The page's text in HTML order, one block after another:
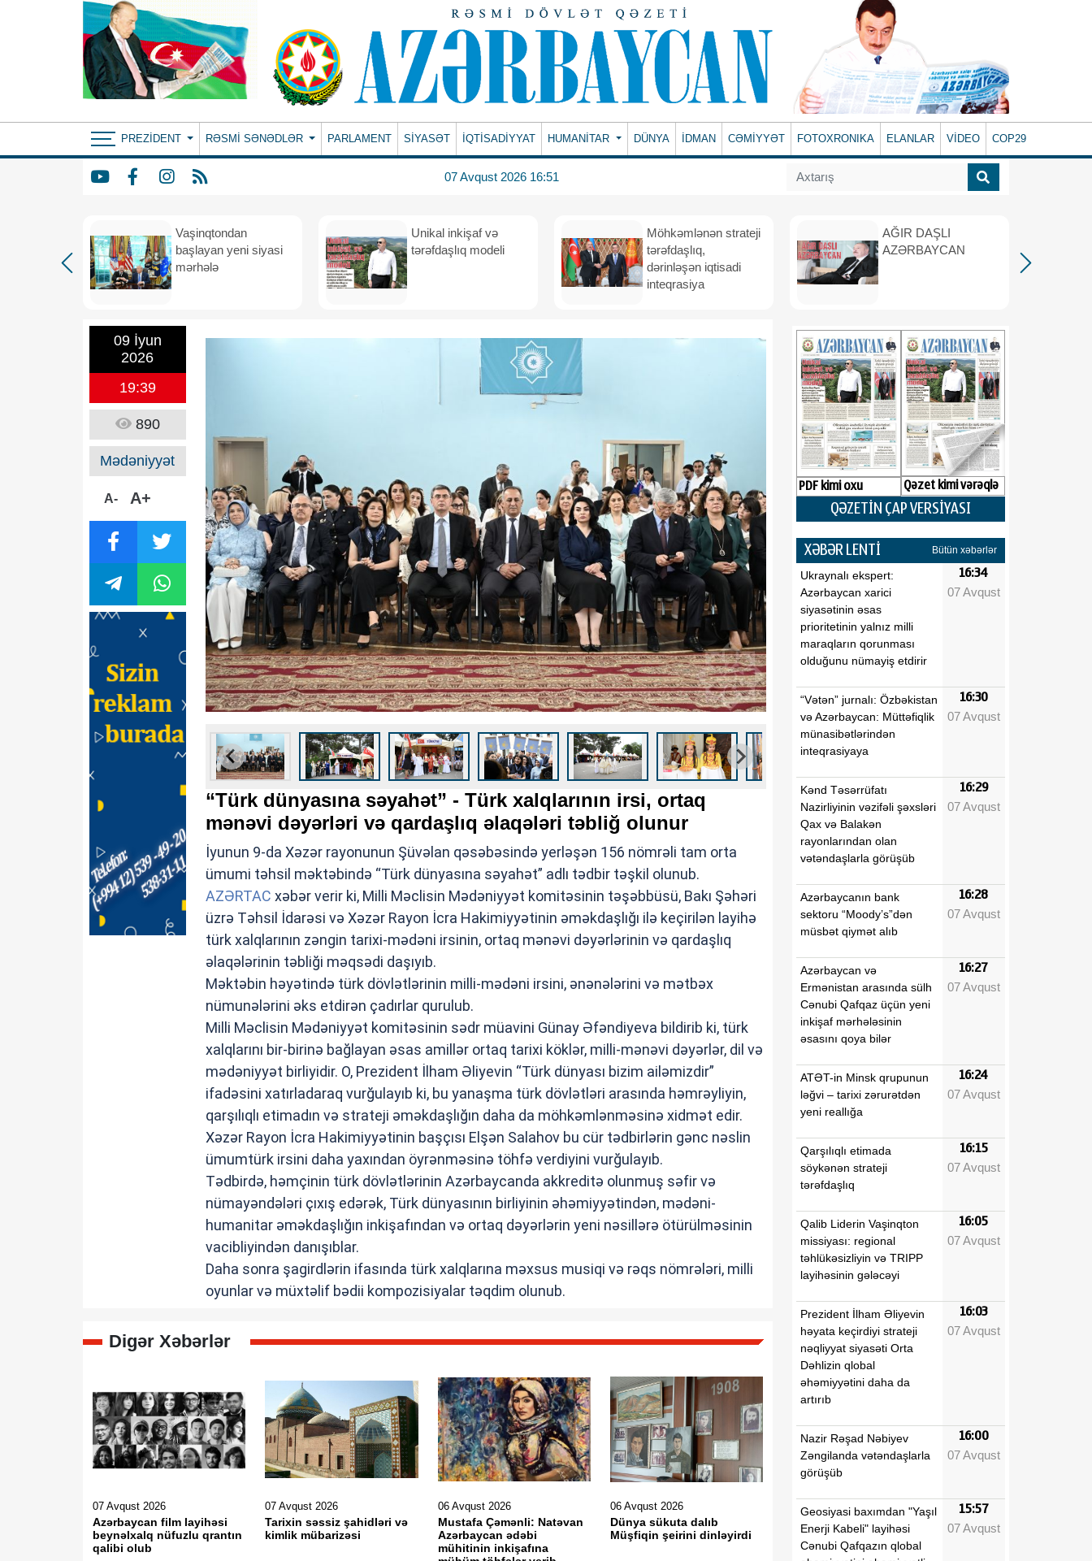
PREZIDENT RƏSMI SƏNƏDLƏR PARLAMENT SİYASƏT İQTİSADİYYAT HUMANITAR DÜNYA İDMAN CƏMİYYƏT FOTOXRONIKA ELANLAR VİDEO COP29
07 Avqust 2026 16:51
Vaşinqtondan
başlayan yeni siyasi
mərhələ
Unikal inkişaf və
tərəfdaşlıq modeli
Möhkəmlənən strateji
tərəfdaşlıq,
dərinləşən iqtisadi
inteqrasiya
AĞIR DAŞLI
AZƏRBAYCAN
09 İyun
2026
19:39
890
Mədəniyyət
A- A+
“Türk dünyasına səyahət” - Türk xalqlarının irsi, ortaq
mənəvi dəyərləri və qardaşlıq əlaqələri təbliğ olunur
İyunun 9-da Xəzər rayonunun Şüvəlan qəsəbəsində yerləşən 156 nömrəli tam orta
ümumi təhsil məktəbində “Türk dünyasına səyahət” adlı tədbir təşkil olunub.
AZƏRTAC xəbər verir ki, Milli Məclisin Mədəniyyət komitəsinin təşəbbüsü, Bakı Şəhəri
üzrə Təhsil İdarəsi və Xəzər Rayon İcra Hakimiyyətinin əməkdaşlığı ilə keçirilən layihə
türk xalqlarının zəngin tarixi-mədəni irsinin, ortaq mənəvi dəyərlərinin və qardaşlıq
əlaqələrinin təbliği məqsədi daşıyıb.
Məktəbin həyətində türk dövlətlərinin milli-mədəni irsini, ənənələrini və mətbəx
nümunələrini əks etdirən çadırlar qurulub.
Milli Məclisin Mədəniyyət komitəsinin sədr müavini Günay Əfəndiyeva bildirib ki, türk
xalqlarını bir-birinə bağlayan əsas amillər ortaq tarixi köklər, milli-mənəvi dəyərlər, dil və
mədəniyyət birliyidir. O, Prezident İlham Əliyevin “Türk dünyası bizim ailəmizdir”
ifadəsini xatırladaraq vurğulayıb ki, bu yanaşma türk dövlətləri arasında həmrəyliyin,
qarşılıqlı etimadın və strateji əməkdaşlığın daha da möhkəmlənməsinə xidmət edir.
Xəzər Rayon İcra Hakimiyyətinin başçısı Elşən Salahov bu cür tədbirlərin gənc nəslin
ümumtürk irsini daha yaxından öyrənməsinə töhfə verdiyini vurğulayıb.
Tədbirdə, həmçinin türk dövlətlərinin Azərbaycanda akkreditə olunmuş səfir və
nümayəndələri çıxış edərək, Türk dünyasının birliyinin əhəmiyyətindən, mədəni-
humanitar əməkdaşlığın inkişafından və ortaq dəyərlərin yeni nəsillərə ötürülməsinin
vacibliyindən danışıblar.
Daha sonra şagirdlərin ifasında türk xalqlarına məxsus musiqi və rəqs nömrələri, milli
oyunlar və müxtəlif bədii kompozisiyalar təqdim olunub.
Digər Xəbərlər
07 Avqust 2026
Azərbaycan film layihəsi
beynəlxalq nüfuzlu qrantın
qalibi olub
07 Avqust 2026
Tarixin səssiz şahidləri və
kimlik mübarizəsi
06 Avqust 2026
Mustafa Çəmənli: Natəvan
Azərbaycan ədəbi
mühitinin inkişafına
06 Avqust 2026
Dünya sükuta dalıb
Müşfiqin şeirini dinləyirdi
PDF kimi oxu Qəzet kimi vərəqlə
QƏZETİN ÇAP VERSİYASI
XƏBƏR LENTİ Bütün xəbərlər
Ukraynalı ekspert:
Azərbaycan xarici
siyasətinin əsas
prioritetinin yalnız milli
maraqların qorunması
olduğunu nümayiş etdirir
16:34
07 Avqust
“Vətən” jurnalı: Özbəkistan
və Azərbaycan: Müttəfiqlik
münasibətlərindən
inteqrasiyaya
16:30
07 Avqust
Kənd Təsərrüfatı
Nazirliyinin vəzifəli şəxsləri
Qax və Balakən
rayonlarından olan
vətəndaşlarla görüşüb
16:29
07 Avqust
Azərbaycanın bank
sektoru “Moody’s”dən
müsbət qiymət alıb
16:28
07 Avqust
Azərbaycan və
Ermənistan arasında sülh
Cənubi Qafqaz üçün yeni
inkişaf mərhələsinin
əsasını qoya bilər
16:27
07 Avqust
ATƏT-in Minsk qrupunun
ləğvi – tarixi zərurətdən
yeni reallığa
16:24
07 Avqust
Qarşılıqlı etimada
söykənən strateji
tərəfdaşlıq
16:15
07 Avqust
Qalib Liderin Vaşinqton
missiyası: regional
təhlükəsizliyin və TRIPP
layihəsinin gələcəyi
16:05
07 Avqust
Prezident İlham Əliyevin
həyata keçirdiyi strateji
nəqliyyat siyasəti Orta
Dəhlizin qlobal
əhəmiyyətini daha da
artırıb
16:03
07 Avqust
Nazir Rəşad Nəbiyev
Zəngilanda vətəndaşlarla
görüşüb
16:00
07 Avqust
Geosiyasi baxımdan "Yaşıl
Enerji Kabeli" layihəsi
Cənubi Qafqazın qlobal
15:57
07 Avqust